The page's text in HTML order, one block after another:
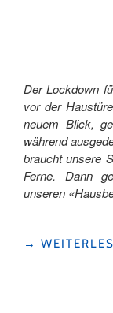
Der Lockdown
vor der
neuem Blick,
während
braucht unsere
Ferne. Dann
unseren
"WEITE
→